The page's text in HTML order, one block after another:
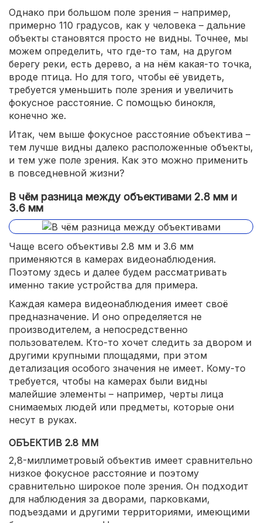
Однако при большом поле зрения – например,
примерно 110 градусов, как у человека – дальние
объекты становятся просто не видны. Точнее, мы
можем определить, что где-то там, на другом
берегу реки, есть дерево, а на нём какая-то точка,
вроде птица. Но для того, чтобы её увидеть,
требуется уменьшить поле зрения и увеличить
фокусное расстояние. С помощью бинокля,
конечно же.
Итак, чем выше фокусное расстояние объектива –
тем лучше видны далеко расположенные объекты,
и тем уже поле зрения. Как это можно применить
в повседневной жизни?
В чём разница между объективами 2.8 мм и
3.6 мм
Чаще всего объективы 2.8 мм и 3.6 мм
применяются в камерах видеонаблюдения.
Поэтому здесь и далее будем рассматривать
именно такие устройства для примера.
Каждая камера видеонаблюдения имеет своё
предназначение. И оно определяется не
производителем, а непосредственно
пользователем. Кто-то хочет следить за двором и
другими крупными площадями, при этом
детализация особого значения не имеет. Кому-то
требуется, чтобы на камерах были видны
малейшие элементы – например, черты лица
снимаемых людей или предметы, которые они
несут в руках.
ОБЪЕКТИВ 2.8 ММ
2,8-миллиметровый объектив имеет сравнительно
низкое фокусное расстояние и поэтому
сравнительно широкое поле зрения. Он подходит
для наблюдения за дворами, парковками,
подъездами и другими территориями, имеющими